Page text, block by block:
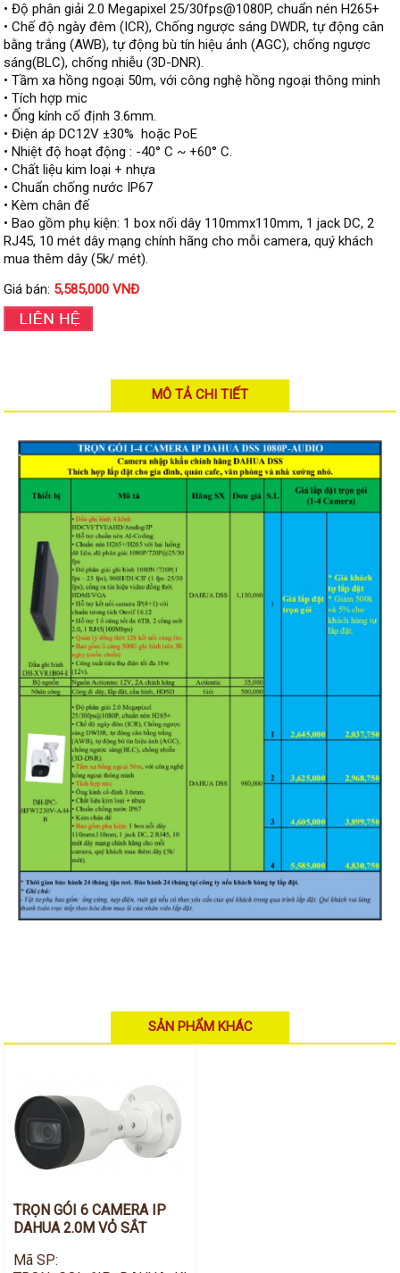
Đầu ghi HDParagon
Đầu ghi HIKVISION
Đầu ghi Visionhitech
Đầu ghi Dahua
Đầu ghi KBVISION
Thiết bị chống trộm
Thiết bị chống trộm Paradox
Thiết bị Enforcer
access control
Khóa điện tử VIRO
Khóa điện tử KBVISION
LẮP ĐẶT CAMERA TRỌN GÓI
GIẢI PHÁP CAMERA AN NINH
GIẢI PHÁP GIÁM SÁT RA VÀO
GIẢI PHÁP NHỎ TRỌN GÓI
Hỗ trợ kỹ thuật
Hướng dẫn sử dụng
Tài liệu kỹ thuật
Liên hệ
• Độ phân giải 2.0 Megapixel 25/30fps@1080P, chuẩn nén H265+
• Chế độ ngày đêm (ICR), Chống ngược sáng DWDR, tự động cân
bằng trắng (AWB), tự động bù tín hiệu ảnh (AGC), chống ngược
sáng(BLC), chống nhiễu (3D-DNR).
• Tầm xa hồng ngoại 50m, với công nghệ hồng ngoại thông minh
• Tích hợp mic
• Ống kính cố định 3.6mm.
• Điện áp DC12V ±30% hoặc PoE
• Nhiệt độ hoạt động : -40° C ~ +60° C.
• Chất liệu kim loại + nhựa
• Chuẩn chống nước IP67
• Kèm chân đế
• Bao gồm phụ kiện: 1 box nối dây 110mmx110mm, 1 jack DC, 2
RJ45, 10 mét dây mạng chính hãng cho mỗi camera, quý khách
mua thêm dây (5k/ mét).
Giá bán: 5,585,000 VNĐ
MÔ TẢ CHI TIẾT
SẢN PHẨM KHÁC
TRỌN GÓI 6 CAMERA IP
DAHUA 2.0M VỎ SẮT
Mã SP: